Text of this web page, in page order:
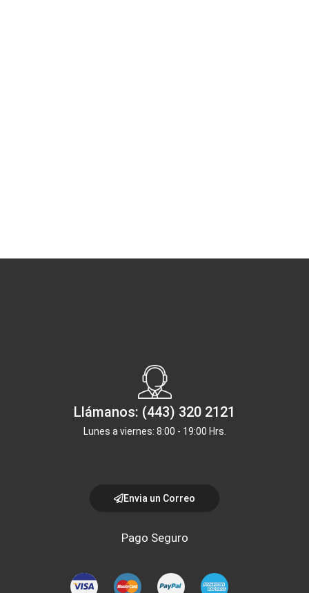
Llámanos: (443) 320 2121
Lunes a viernes: 8:00 - 19:00 Hrs.
Envia un Correo
Pago Seguro